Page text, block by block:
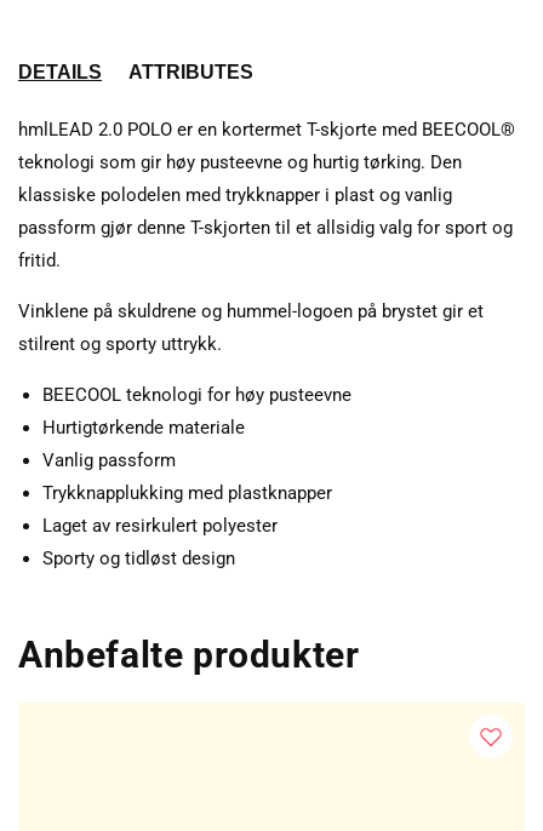
DETAILS ATTRIBUTES
hmlLEAD 2.0 POLO er en kortermet T-skjorte med BEECOOL®
teknologi som gir høy pusteevne og hurtig tørking. Den
klassiske polodelen med trykknapper i plast og vanlig
passform gjør denne T-skjorten til et allsidig valg for sport og
fritid.
Vinklene på skuldrene og hummel-logoen på brystet gir et
stilrent og sporty uttrykk.
BEECOOL teknologi for høy pusteevne
Hurtigtørkende materiale
Vanlig passform
Trykknapplukking med plastknapper
Laget av resirkulert polyester
Sporty og tidløst design
Anbefalte produkter